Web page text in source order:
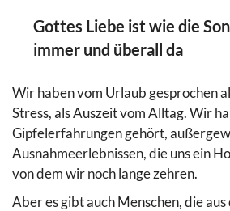
Gottes Liebe ist wie die
immer und überall da
Wir haben vom Urlaub gesprochen
Stress, als Auszeit vom Alltag. Wir
Gipfelerfahrungen gehört,
Ausnahmeerlebnissen, die uns ein
von dem wir noch lange zehren.
Aber es gibt auch Menschen, die